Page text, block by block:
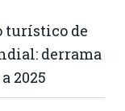
turístico de
derrama
2025